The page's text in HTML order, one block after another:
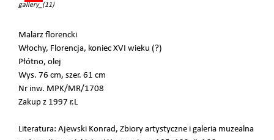
gallery_(11)
Malarz florencki
Włochy, Florencja, koniec XVI wieku (?)
Płótno, olej
Wys. 76 cm, szer. 61 cm
Nr inw. MPK/MR/1708
Zakup z 1997 r.L
Literatura: Ajewski Konrad, Zbiory artystyczne i galeria muzealna